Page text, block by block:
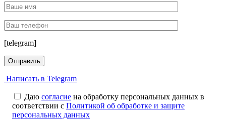
[telegram]
Написать в Telegram
Даю согласие на обработку персональных данных в
соответствии с Политикой об обработке и защите
персональных данных